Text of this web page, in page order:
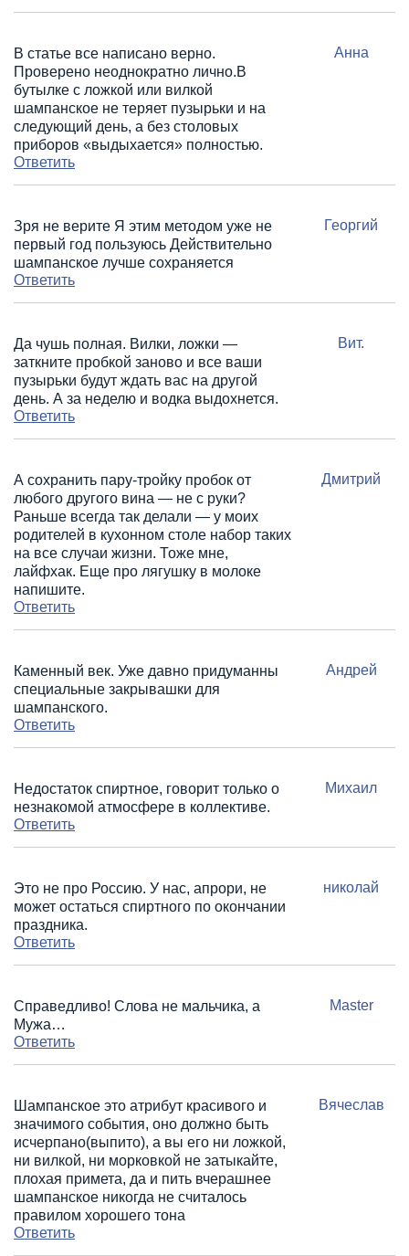
В статье все написано верно.
Проверено неоднократно лично.В
бутылке с ложкой или вилкой
шампанское не теряет пузырьки и на
следующий день, а без столовых
приборов «выдыхается» полностью.
Анна
Ответить
Зря не верите Я этим методом уже не
первый год пользуюсь Действительно
шампанское лучше сохраняется
Георгий
Ответить
Да чушь полная. Вилки, ложки —
заткните пробкой заново и все ваши
пузырьки будут ждать вас на другой
день. А за неделю и водка выдохнется.
Вит.
Ответить
А сохранить пару-тройку пробок от
любого другого вина — не с руки?
Раньше всегда так делали — у моих
родителей в кухонном столе набор таких
на все случаи жизни. Тоже мне,
лайфхак. Еще про лягушку в молоке
напишите.
Дмитрий
Ответить
Каменный век. Уже давно придуманны
специальные закрывашки для
шампанского.
Андрей
Ответить
Недостаток спиртное, говорит только о
незнакомой атмосфере в коллективе.
Михаил
Ответить
Это не про Россию. У нас, апрори, не
может остаться спиртного по окончании
праздника.
николай
Ответить
Справедливо! Слова не мальчика, а
Мужа…
Master
Ответить
Шампанское это атрибут красивого и
значимого события, оно должно быть
исчерпано(выпито), а вы его ни ложкой,
ни вилкой, ни морковкой не затыкайте,
плохая примета, да и пить вчерашнее
шампанское никогда не считалось
правилом хорошего тона
Вячеслав
Ответить